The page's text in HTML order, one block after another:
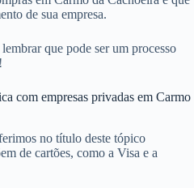
de sua empresa.
que pode ser um processo
com empresas privadas em Carmo
no título deste tópico
de cartões, como a Visa e a